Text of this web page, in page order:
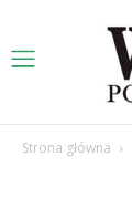
Strona główna